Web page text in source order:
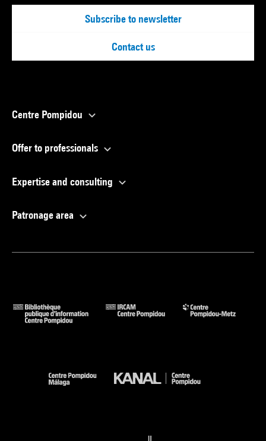
Subscribe to newsletter
Contact us
Centre Pompidou
Offer to professionals
Expertise and consulting
Patronage area